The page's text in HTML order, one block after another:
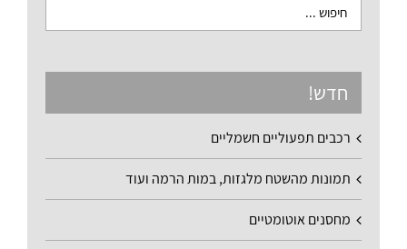
חדש!
רכבים תפעוליים חשמליים
תמונות מהשטח מלגזות, במות הרמה ועוד
מחסנים אוטומטיים